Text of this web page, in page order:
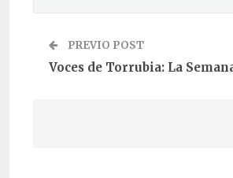
PREVIO POST
Voces de Torrubia: La